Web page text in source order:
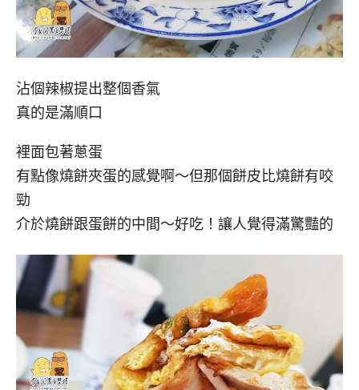
沾個辣椒提出整個香氣
真的是滿順口
裡面包著蔥蛋
有點像燒餅夾蛋的感覺啊～但那個餅皮比燒餅有咬
勁
介於燒餅跟蛋餅的中間～好吃！讓人覺得滿驚豔的